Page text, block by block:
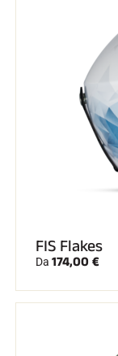
FIS Flakes
Da 174,00 €